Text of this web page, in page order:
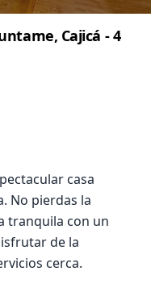
Cajicá - 4
casa
No pierdas la
tranquila con un
de la
cerca.